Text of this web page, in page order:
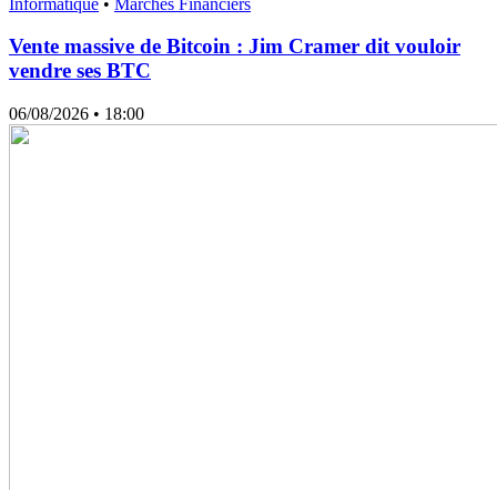
Vente massive de Bitcoin : Jim Cramer dit vouloir
vendre ses BTC
06/08/2026 • 18:00